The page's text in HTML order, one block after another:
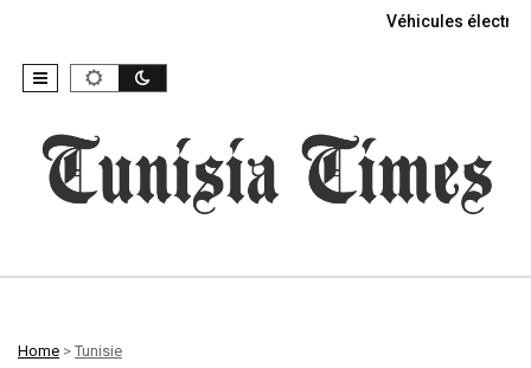
Véhicules
Home > Tunisie